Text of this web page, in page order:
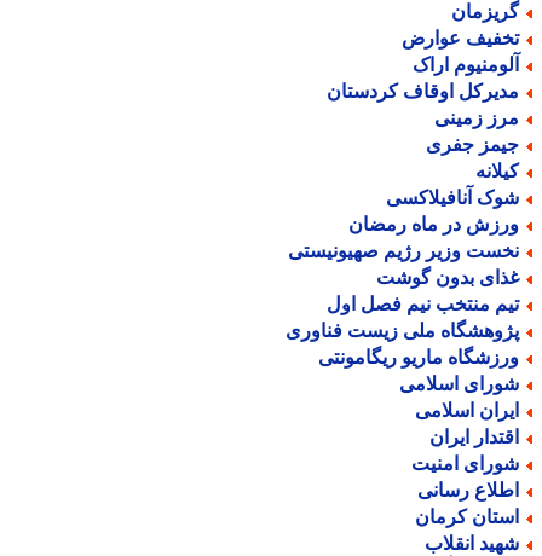
عوارض
اراک
اوقاف کردستان
زمینی
جفری
آنافیلاکسی
در ماه رمضان
وزیر رژیم صهیونیستی
بدون گوشت
منتخب نیم فصل اول
ملی زیست فناوری
ماریو ریگامونتی
اسلامی
اسلامی
ایران
امنیت
رسانی
کرمان
انقلاب